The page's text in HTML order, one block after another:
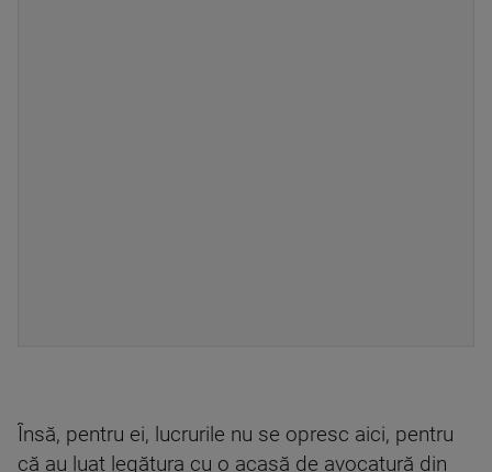
Însă, pentru ei, lucrurile nu se opresc aici, pentru
că au luat legătura cu o acasă de avocatură din